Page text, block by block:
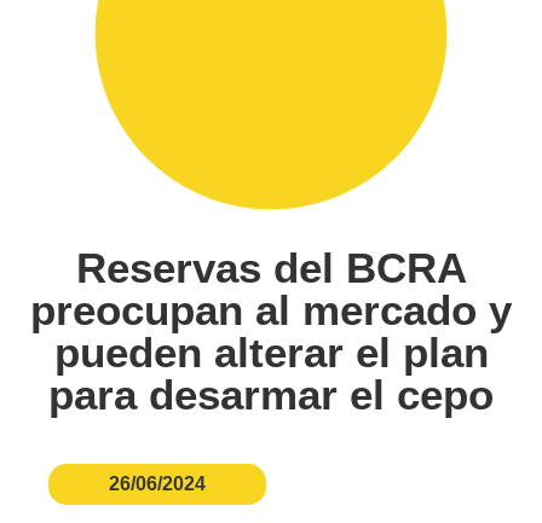
Reservas del BCRA
preocupan al mercado y
pueden alterar el plan
para desarmar el cepo
26/06/2024